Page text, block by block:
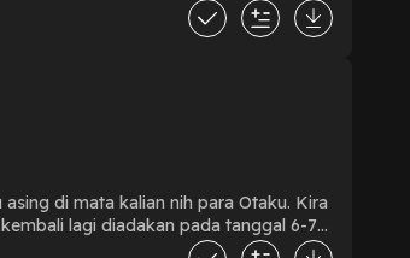
menjadi sebuah rekomendasi atau
open mic loh! YUK JOIN
di mata kalian nih para Otaku. Kira
seperti apa? Dengerin podcast kita